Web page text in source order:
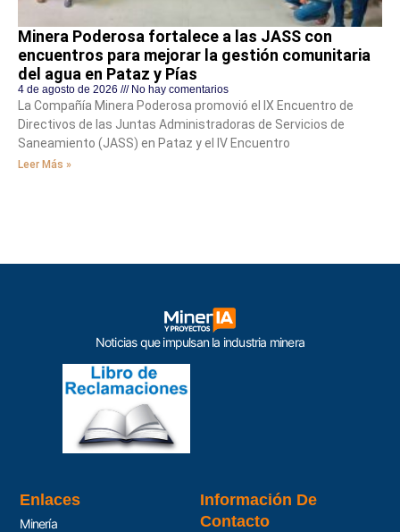
Minera Poderosa fortalece a las JASS con
encuentros para mejorar la gestión comunitaria
del agua en Pataz y Pías
4 de agosto de 2026 No hay comentarios
La Compañía Minera Poderosa promovió el IX Encuentro de
Directivos de las Juntas Administradoras de Servicios de
Saneamiento (JASS) en Pataz y el IV Encuentro
Leer Más »
Noticias que impulsan la industria minera
Enlaces
Minería
Información De
Contacto